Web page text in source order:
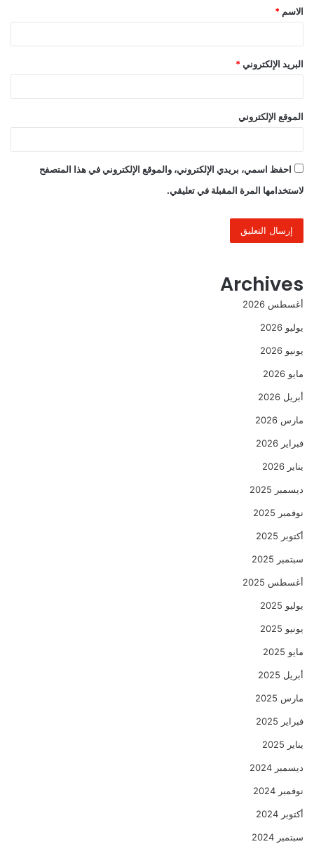
*
الاسم *
البريد الإلكتروني *
الموقع الإلكتروني
احفظ اسمي، بريدي الإلكتروني، والموقع الإلكتروني في هذا المتصفح
لاستخدامها المرة المقبلة في تعليقي.
Archives
أغسطس 2026
يوليو 2026
يونيو 2026
مايو 2026
أبريل 2026
مارس 2026
فبراير 2026
يناير 2026
ديسمبر 2025
نوفمبر 2025
أكتوبر 2025
سبتمبر 2025
أغسطس 2025
يوليو 2025
يونيو 2025
مايو 2025
أبريل 2025
مارس 2025
فبراير 2025
يناير 2025
ديسمبر 2024
نوفمبر 2024
أكتوبر 2024
سبتمبر 2024